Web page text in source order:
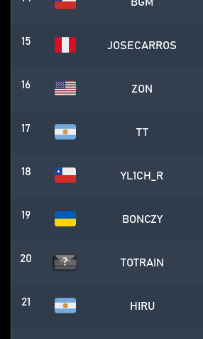
15 JOSECARROS
16 ZON
17 TT
18 YL1CH_R
19 BONCZY
20 TOTRAIN
21 HIRU